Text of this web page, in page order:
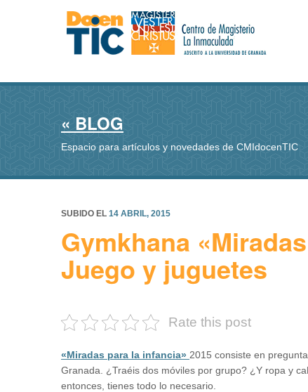
« BLOG
Espacio para artículos y novedades de CMIdocenTIC
SUBIDO EL 14 ABRIL, 2015
Gymkhana
Juego y juguetes
Rate this post
«Miradas para la infancia» 2015 consiste en
Granada. ¿Traéis dos móviles por grupo? ¿Y ropa y
entonces, tienes todo lo necesario.